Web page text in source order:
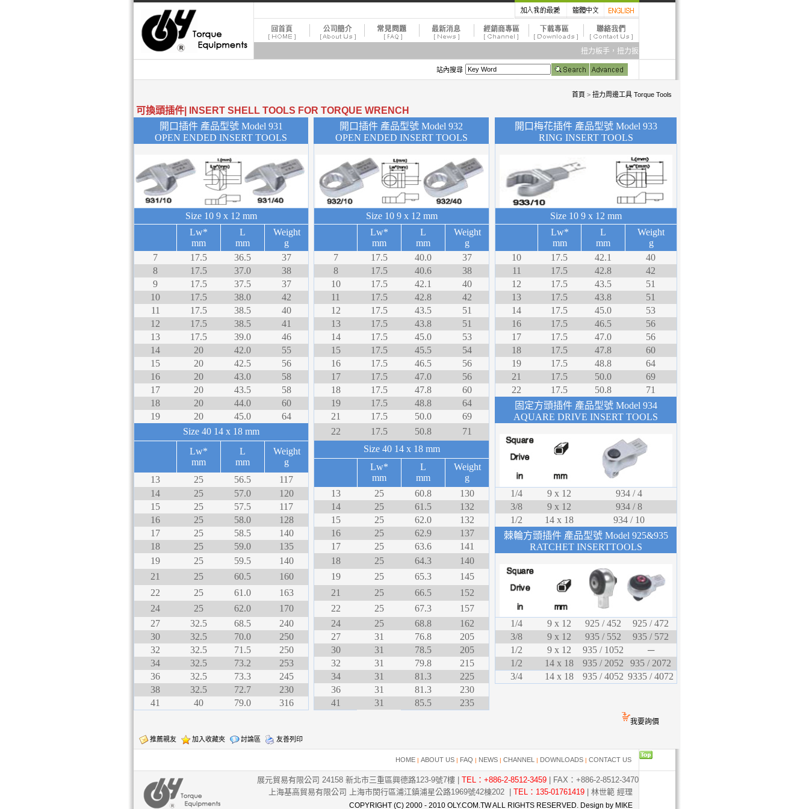
扭力板手，扭力扳手，扭力起子，扭力計，扭力試驗機，扭力倍力器
站內搜尋
首頁 > 扭力周邊工具 Torque Tools
可換頭插件| INSERT SHELL TOOLS FOR TORQUE WRENCH
開口插件 產品型號 Model 931
OPEN ENDED INSERT TOOLS
開口插件 產品型號 Model 932
OPEN ENDED INSERT TOOLS
開口梅花插件 產品型號 Model 933
RING INSERT TOOLS
Size 10 9 x 12 mm Size 10 9 x 12 mm Size 10 9 x 12 mm
Lw*
mm
L
mm
Weight
g
Lw*
mm
L
mm
Weight
g
Lw*
mm
L
mm
Weight
g
7
17.5 36.5 37 7 17.5 40.0 37 10 17.5 42.1
40
8
17.5 37.0 38 8 17.5 40.6 38 11 17.5 42.8
42
9
17.5 37.5 37 10 17.5 42.1 40 12 17.5 43.5
51
10
17.5 38.0 42 11 17.5 42.8 42 13 17.5 43.8
51
11
17.5 38.5 40 12 17.5 43.5 51 14 17.5 45.0
53
12
17.5 38.5 41 13 17.5 43.8 51 16 17.5 46.5
56
13
17.5 39.0 46 14 17.5 45.0 53 17 17.5 47.0
56
14
20 42.0 55 15 17.5 45.5 54 18 17.5 47.8
60
15
20 42.5 56 16 17.5 46.5 56 19 17.5 48.8
64
16
20 43.0 58 17 17.5 47.0 56 21 17.5 50.0
69
17
20 43.5 58 18 17.5 47.8 60 22 17.5 50.8
71
18
20 44.0 60 19 17.5 48.8 64
固定方頭插件 產品型號 Model 934
AQUARE DRIVE INSERT TOOLS
19 20 45.0 64 21 17.5 50.0
69
Size 40 14 x 18 mm 22 17.5 50.8
71
Lw*
mm
L
mm
Weight
g
Size 40 14 x 18 mm
Lw*
mm
L
mm
Weight
g
13 25 56.5
117
14
25 57.0 120 13 25 60.8 130 1/4 9 x 12
934 / 4
15
25 57.5 117 14 25 61.5 132 3/8 9 x 12
934 / 8
16
25 58.0 128 15 25 62.0 132 1/2 14 x 18
934 / 10
17
25 58.5 140 16 25 62.9 137
棘輪方頭插件 產品型號 Model 925&935
RATCHET INSERTTOOLS
18 25 59.0 135 17 25 63.6
141
19
25 59.5 140 18 25 64.3
140
21
25 60.5 160 19 25 65.3
145
22
25 61.0 163 21 25 66.5
152
24
25 62.0 170 22 25 67.3
157
27
32.5 68.5 240 24 25 68.8 162 1/4 9 x 12 925 / 452
925 / 472
30
32.5 70.0 250 27 31 76.8 205 3/8 9 x 12 935 / 552
935 / 572
32
32.5 71.5 250 30 31 78.5 205 1/2 9 x 12 935 / 1052
─
34
32.5 73.2 253 32 31 79.8 215 1/2 14 x 18 935 / 2052
935 / 2072
36
32.5 73.3 245 34 31 81.3 225 3/4 14 x 18 935 / 4052 9335 / 4072
38
32.5 72.7 230 36 31 81.3
230
41
40 79.0 316 41 31 85.5 235
我要詢價
推薦親友 加入收藏夾 討論區 友善列印
HOME | ABOUT US | FAQ | NEWS | CHANNEL | DOWNLOADS | CONTACT US
展元貿易有限公司 24158 新北市三重區興德路123-9號7樓 | TEL：+886-2-8512-3459 | FAX：+886-2-8512-3470
上海基高貿易有限公司 上海市閔行區浦江鎮浦星公路1969號42棟202 | TEL：135-01761419 | 林世範 經理
COPYRIGHT (C) 2000 - 2010 OLY.COM.TW ALL RIGHTS RESERVED. Design by MIKE